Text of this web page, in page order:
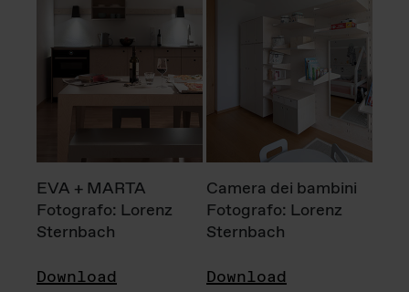
EVA + MARTA
Fotografo: Lorenz
Sternbach
Download
Camera dei bambini
Fotografo: Lorenz
Sternbach
Download